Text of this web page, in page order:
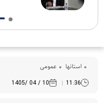
استانها عمومی
11:36
10 / 04 /1405